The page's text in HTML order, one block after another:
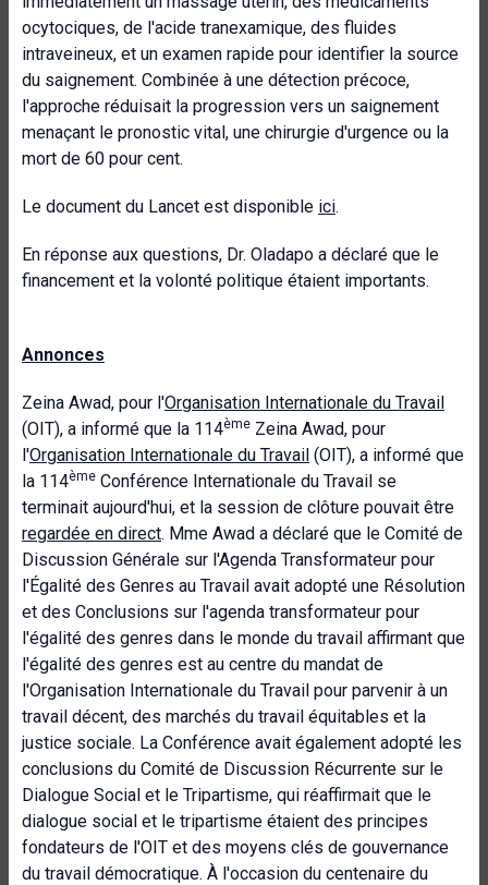
ocytociques, de l'acide tranexamique, des fluides
intraveineux, et un examen rapide pour identifier la source
du saignement. Combinée à une détection précoce,
l'approche réduisait la progression vers un saignement
menaçant le pronostic vital, une chirurgie d'urgence ou la
mort de 60 pour cent.
Le document du Lancet est disponible ici.
En réponse aux questions, Dr. Oladapo a déclaré que le
financement et la volonté politique étaient importants.
Annonces
Zeina Awad, pour l'Organisation Internationale du Travail
(OIT), a informé que la 114ème Zeina Awad, pour
l'Organisation Internationale du Travail (OIT), a informé que
la 114ème Conférence Internationale du Travail se
terminait aujourd'hui, et la session de clôture pouvait être
regardée en direct. Mme Awad a déclaré que le Comité de
Discussion Générale sur l'Agenda Transformateur pour
l'Égalité des Genres au Travail avait adopté une Résolution
et des Conclusions sur l'agenda transformateur pour
l'égalité des genres dans le monde du travail affirmant que
l'égalité des genres est au centre du mandat de
l'Organisation Internationale du Travail pour parvenir à un
travail décent, des marchés du travail équitables et la
justice sociale. La Conférence avait également adopté les
conclusions du Comité de Discussion Récurrente sur le
Dialogue Social et le Tripartisme, qui réaffirmait que le
dialogue social et le tripartisme étaient des principes
fondateurs de l'OIT et des moyens clés de gouvernance
du travail démocratique. À l'occasion du centenaire du